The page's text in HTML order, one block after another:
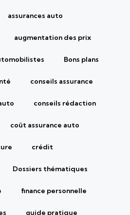
assurances auto
augmentation des prix
Bons plans
conseils assurance
conseils rédaction
coût assurance auto
crédit
Dossiers thématiques
finance personnelle
guide pratique